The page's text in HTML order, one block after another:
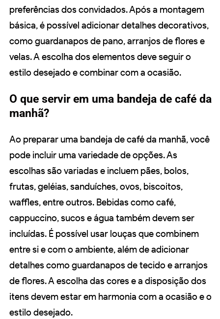
preferências dos convidados. Após a montagem
básica, é possível adicionar detalhes decorativos,
como guardanapos de pano, arranjos de flores e
velas. A escolha dos elementos deve seguir o
estilo desejado e combinar com a ocasião.
O que servir em uma bandeja de café da
manhã?
Ao preparar uma bandeja de café da manhã, você
pode incluir uma variedade de opções. As
escolhas são variadas e incluem pães, bolos,
frutas, geléias, sanduíches, ovos, biscoitos,
waffles, entre outros. Bebidas como café,
cappuccino, sucos e água também devem ser
incluídas. É possível usar louças que combinem
entre si e com o ambiente, além de adicionar
detalhes como guardanapos de tecido e arranjos
de flores. A escolha das cores e a disposição dos
itens devem estar em harmonia com a ocasião e o
estilo desejado.